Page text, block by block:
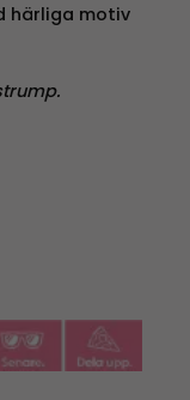
härliga motiv